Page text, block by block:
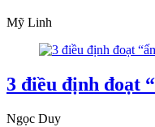
Mỹ Linh
3 điều định đoạt
Ngọc Duy